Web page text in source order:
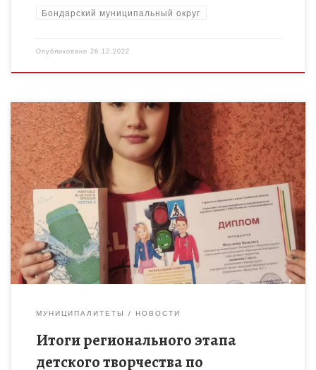
Бондарский муниципальный округ
Опубликовано 26.12.2022
В возрастной категории » младший школьный возраст»
обучающаяся МБОУ ДО Бондарского Дома детского
творчества Федулеева Василиса заняла 1 место ( рук.
В.С.Федулеева). Старания Василисы были […]
МУНИЦИПАЛИТЕТЫ НОВОСТИ
Итоги регионального этапа
детского творчества по